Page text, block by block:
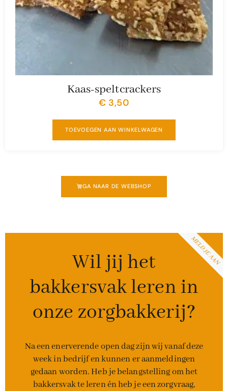
Kaas-speltcrackers
€ 3,50
TOEVOEGEN AAN WINKELWAGEN
GA NAAR DE WEBSHOP
Wil jij het
bakkersvak leren in
onze zorgbakkerij?
Na een enerverende open dag zijn wij vanaf deze
week in bedrijf en kunnen er aanmeldingen
gedaan worden. Heb je belangstelling om het
bakkersvak te leren én heb je een zorgvraag,
MELD JE AAN